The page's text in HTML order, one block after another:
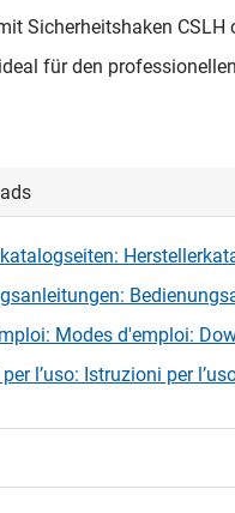
Sicherheitshaken CSLH
für den
Modes d'emploi:
l’uso: Istruzioni per